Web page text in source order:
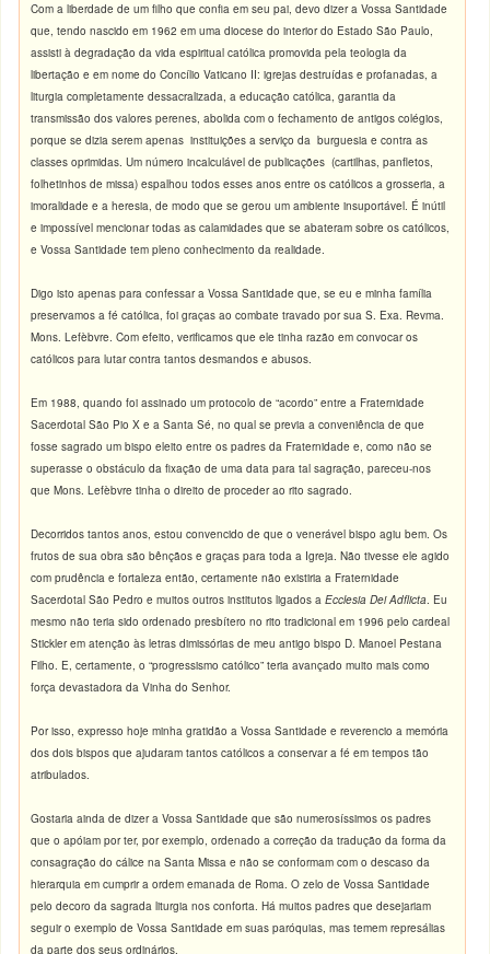
Com a liberdade de um filho que confia em seu pai, devo dizer a Vossa Santidade
que, tendo nascido em 1962 em uma diocese do interior do Estado São Paulo,
assisti à degradação da vida espiritual católica promovida pela teologia da
libertação e em nome do Concílio Vaticano II: igrejas destruídas e profanadas, a
liturgia completamente dessacralizada, a educação católica, garantia da
transmissão dos valores perenes, abolida com o fechamento de antigos colégios,
porque se dizia serem apenas instituições a serviço da burguesia e contra as
classes oprimidas.Um número incalculável de publicações (cartilhas, panfletos,
folhetinhos de missa) espalhou todos esses anos entre os católicos a grosseria, a
imoralidade e a heresia, de modo que se gerou um ambiente insuportável. É inútil
e impossível mencionar todas as calamidades que se abateram sobre os católicos,
e Vossa Santidade tem pleno conhecimento da realidade.
Digo isto apenas para confessar a Vossa Santidade que, se eu e minha família
preservamos a fé católica, foi graças ao combate travado por sua S. Exa. Revma.
Mons. Lefèbvre. Com efeito, verificamos que ele tinha razão em convocar os
católicos para lutar contra tantos desmandos e abusos.
Em 1988, quando foi assinado um protocolo de “acordo” entre a Fraternidade
Sacerdotal São Pio X e a Santa Sé, no qual se previa a conveniência de que
fosse sagrado um bispo eleito entre os padres da Fraternidade e, como não se
superasse o obstáculo da fixação de uma data para tal sagração, pareceu-nos
que Mons. Lefèbvre tinha o direito de proceder ao rito sagrado.
Decorridos tantos anos, estou convencido de que o venerável bispo agiu bem. Os
frutos de sua obra são bênçãos e graças para toda a Igreja. Não tivesse ele agido
com prudência e fortaleza então, certamente não existiria a Fraternidade
Sacerdotal São Pedro e muitos outros institutos ligados aEcclesia Dei Adflicta. Eu
mesmo não teria sido ordenado presbítero no rito tradicional em 1996 pelo cardeal
Stickler em atenção às letras dimissórias de meu antigo bispo D. Manoel Pestana
Filho. E, certamente, o “progressismo católico” teria avançado muito mais como
força devastadora da Vinha do Senhor.
Por isso, expresso hoje minha gratidão a Vossa Santidade e reverencio a memória
dos dois bispos que ajudaram tantos católicos a conservar a fé em tempos tão
atribulados.
Gostaria ainda de dizer a Vossa Santidade que são numerosíssimos os padres
que o apóiam por ter, por exemplo, ordenado a correção da tradução da forma da
consagração do cálice na Santa Missa e não se conformam com o descaso da
hierarquia em cumprir a ordem emanada de Roma. O zelo de Vossa Santidade
pelo decoro da sagrada liturgia nos conforta. Há muitos padres que desejariam
seguir o exemplo de Vossa Santidade em suas paróquias, mas temem represálias
da parte dos seus ordinários.